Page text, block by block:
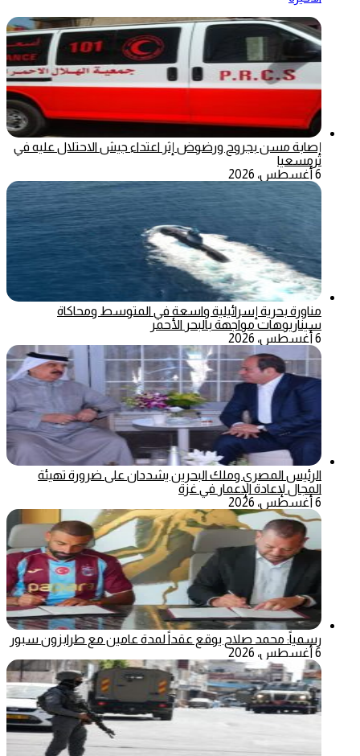
إصابة مسن بجروح ورضوض إثر اعتداء جيش الاحتلال عليه في
ترمسعيا
6 أغسطس، 2026
مناورة بحرية إسرائيلية واسعة في المتوسط ومحاكاة
سيناريوهات مواجهة بالبحر الأحمر
6 أغسطس، 2026
الرئيس المصري وملك البحرين يشددان على ضرورة تهيئة
المجال لإعادة الإعمار في غزة
6 أغسطس، 2026
رسمياً: محمد صلاح يوقع عقداً لمدة عامين مع طرابزون سبور
6 أغسطس، 2026